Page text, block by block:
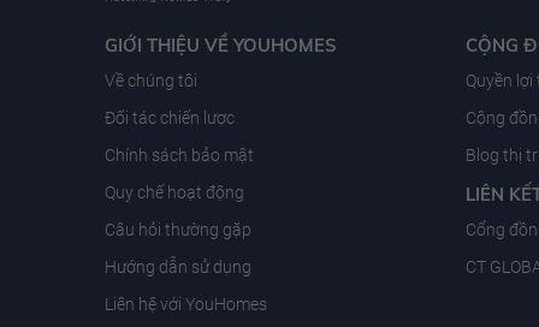
GIỚI THIỆU VỀ YOUHOMES
Về chúng tôi
Đối tác chiến lược
Chính sách bảo mật
Quy chế hoạt động
Câu hỏi thường gặp
Hướng dẫn sử dụng
Liên hệ với YouHomes
CỘNG
Quyền
Cộng
Blog thị
LIÊN
Cổng
CT